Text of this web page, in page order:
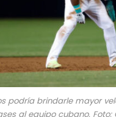
podría brindarle mayor
al equipo cubano. Foto: